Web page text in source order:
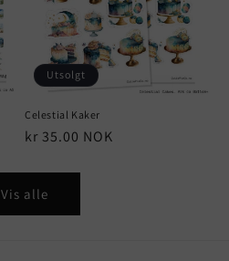
Utsolgt
Celestial Kaker
Vanlig
kr 35.00 NOK
Vis alle